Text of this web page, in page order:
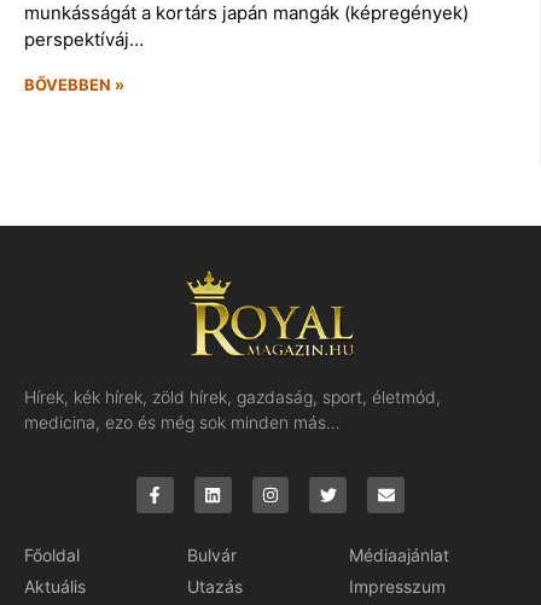
munkásságát a kortárs japán mangák (képregények)
perspektíváj…
BŐVEBBEN »
Hírek, kék hírek, zöld hírek, gazdaság, sport, életmód,
medicina, ezo és még sok minden más…
Főoldal
Aktuális
Bulvár
Utazás
Médiaajánlat
Impresszum